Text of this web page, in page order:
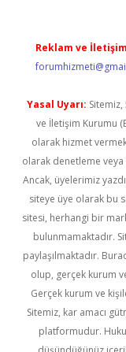
Reklam ve
Yasal Uyarı:
ve İletişim Kurumu
olarak hizmet
olarak denetleme
Ancak, üyelerimiz
siteye üye olarak bu
sitesi, herhangi bir
bulunmamaktadır.
paylaşılmaktadır.
olup, gerçek kurum
Gerçek kurum ve
Sitemiz, kar amacı
platformudur.